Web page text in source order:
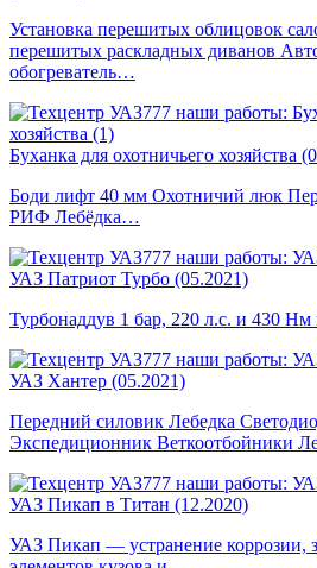
Установка перешитых облицовок
перешитых раскладных диванов
обогреватель…
Буханка для охотничьего хозяйства
Боди лифт 40 мм Охотничий люк
РИФ Лебёдка…
УАЗ Патриот Турбо (05.2021)
Турбонаддув 1 бар, 220 л.с. и 430
УАЗ Хантер (05.2021)
Передний силовик Лебедка
Экспедиционник Веткоотбойники
УАЗ Пикап в Титан (12.2020)
УАЗ Пикап — устранение коррозии,